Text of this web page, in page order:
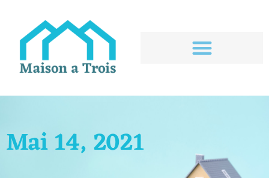
Mai 14, 2021